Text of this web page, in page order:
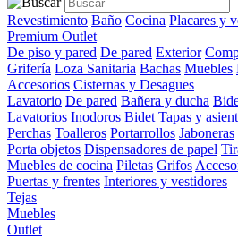
Revestimiento Baño Cocina Placares y
Premium Outlet
De piso y pared De pared Exterior
Grifería Loza Sanitaria Bachas Muebles
Accesorios Cisternas y Desagues
Lavatorio De pared Bañera y ducha
Lavatorios Inodoros Bidet Tapas y
Perchas Toalleros Portarrollos Jaboneras
Porta objetos Dispensadores de papel
Muebles de cocina Piletas Grifos
Puertas y frentes Interiores y vestidores
Tejas
Muebles
Outlet